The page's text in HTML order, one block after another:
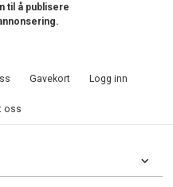
til å publisere
Gavekort Logg inn
oss